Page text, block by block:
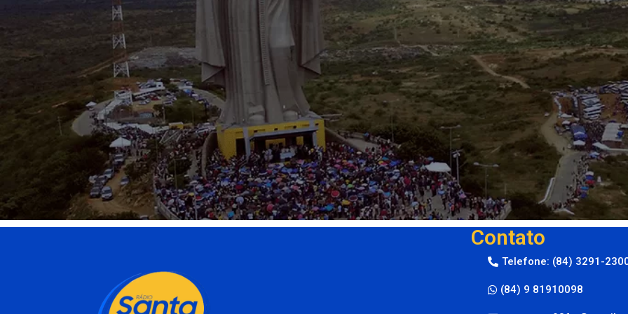
Contato
Telefone: (84) 3291-
(84) 9 81910098